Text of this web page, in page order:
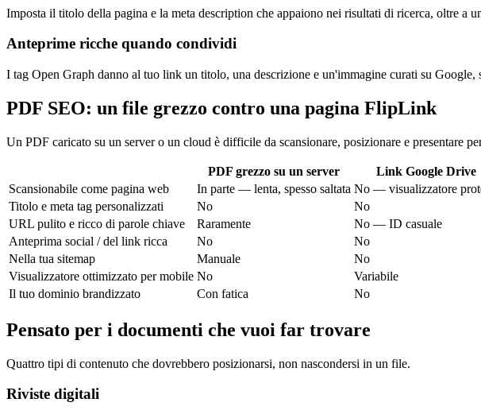
Imposta il titolo della pagina e la meta description che appaiono nei risultati di ricerca, oltre
Anteprime ricche quando condividi
I tag Open Graph danno al tuo link un titolo, una descrizione e un'immagine curati su
PDF SEO: un file grezzo contro una pagina FlipLink
Un PDF caricato su un server o un cloud è difficile da scansionare, posizionare e presentare
PDF grezzo su un server Link Google Drive
Scansionabile come pagina web
In parte — lenta, spesso saltata No — visualizzatore
Titolo e meta tag personalizzati
No No
URL pulito e ricco di parole chiave
Raramente No — ID casuale
Anteprima social / del link ricca
No No
Nella tua sitemap
Manuale No
Visualizzatore ottimizzato per mobile No Variabile
Il tuo dominio brandizzato
Con fatica No
Pensato per i documenti che vuoi far trovare
Quattro tipi di contenuto che dovrebbero posizionarsi, non nascondersi in un file.
Riviste digitali